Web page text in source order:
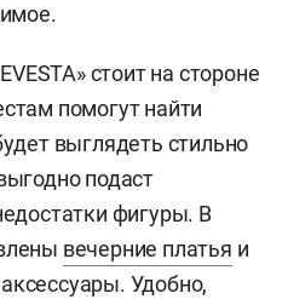
стоит на стороне
помогут найти
выглядеть стильно
подаст
фигуры. В
вечерние платья и
Удобно,